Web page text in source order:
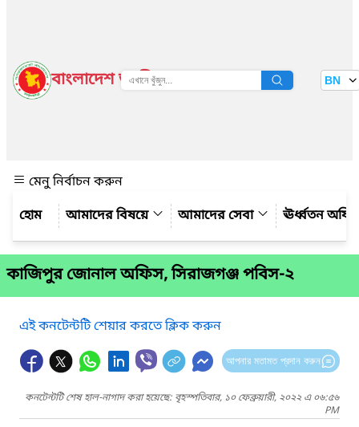
বাংলাদেশ জাতীয় তথ্য বাতায়ন BN
মেনু নির্বাচন করুন
আমাদের বিষয়ে
আমাদের সেবা ঊর্ধ্বতন
কাজিপুর জোনাল অফিস, সিরাজগঞ্জ পবিস-২
এই কনটেন্টটি শেয়ার করতে ক্লিক করুন
আপনার মতামত প্রদান করুন
কনটেন্টটি শেষ হাল-নাগাদ করা হয়েছে: বৃহস্পতিবার, ১০ ফেব্রুয়ারী, ২০২২ এ ০৬:৫৬
PM